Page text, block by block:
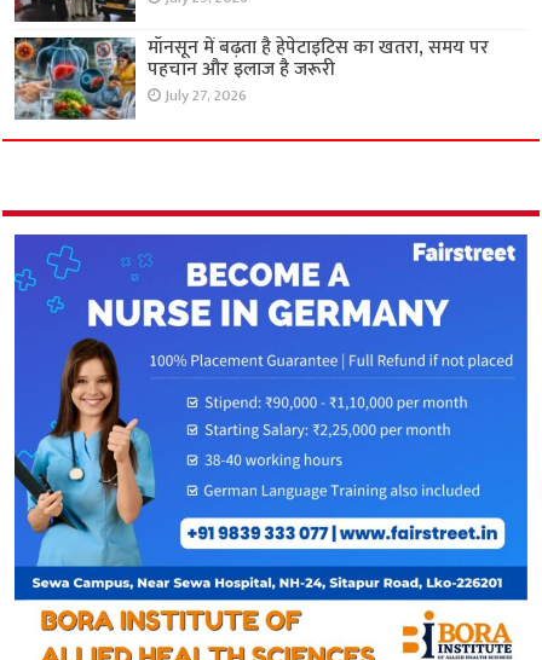
मॉनसून में बढ़ता है हेपेटाइटिस का खतरा, समय पर
पहचान और इलाज है जरूरी
July 27, 2026